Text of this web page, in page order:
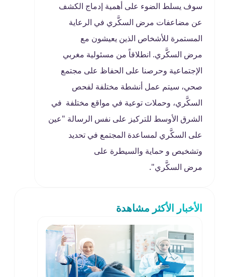
سوف يسلط الضوء على أهمية إدماج الكشف
عن مضاعفات مرض السكَّري في الرعاية
المستمرة للأشخاص الذين يعيشون مع
مرض السكَّري. انطلاقاً من مسئولية مغربي
الإجتماعية وحرصنا على الحفاظ على مجتمع
صحي، سيتم عمل أنشطة مختلفة لفحص
السكَّري، وحملات توعية في مواقع مختلفة في
الشرق الأوسط للتركيز على نفس الرسالة "عين
على السكَّري لمساعدة المجتمع في تحديد
وتشخيص و حماية والسيطرة على
مرض السكَّري".
الأخبار الأكثر مشاهدة